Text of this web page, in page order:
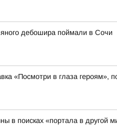
дебошира поймали в Сочи
«Посмотри в глаза героям»,
в поисках «портала в другой